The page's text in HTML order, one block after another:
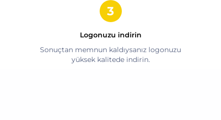
Logonuzu indirin
Sonuçtan memnun kaldıysanız logonuzu
yüksek kalitede indirin.